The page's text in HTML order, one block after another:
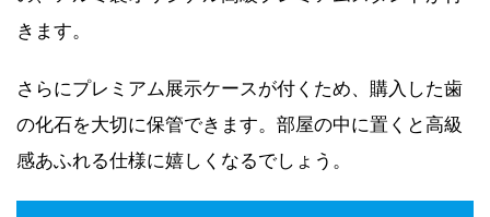
きます。
さらにプレミアム展示ケースが付くため、購入した歯
の化石を大切に保管できます。部屋の中に置くと高級
感あふれる仕様に嬉しくなるでしょう。